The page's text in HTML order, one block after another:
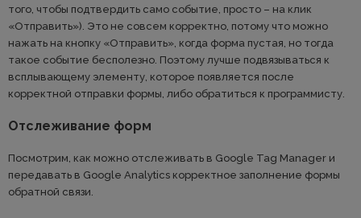
того, чтобы подтвердить само событие, просто – на клик
«Отправить»). Это не совсем корректно, потому что можно
нажать на кнопку «Отправить», когда форма пустая, но тогда
такое событие бесполезно. Поэтому лучше подвязываться к
всплывающему элементу, которое появляется после
корректной отправки формы, либо обратиться к программисту.
Отслеживание форм
Посмотрим, как можно отслеживать в Google Tag Manager и
передавать в Google Analytics корректное заполнение формы
обратной связи.